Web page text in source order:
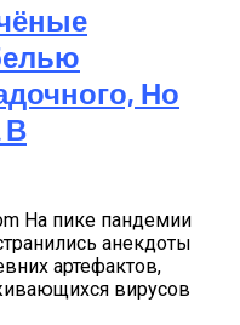
Но
В
На пике пандемии
анекдоты
артефактов,
вирусов